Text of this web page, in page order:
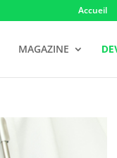
Accueil
MAGAZINE